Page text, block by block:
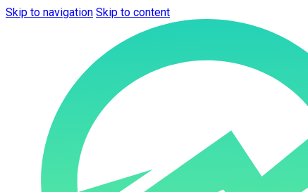
Skip to navigation Skip to content